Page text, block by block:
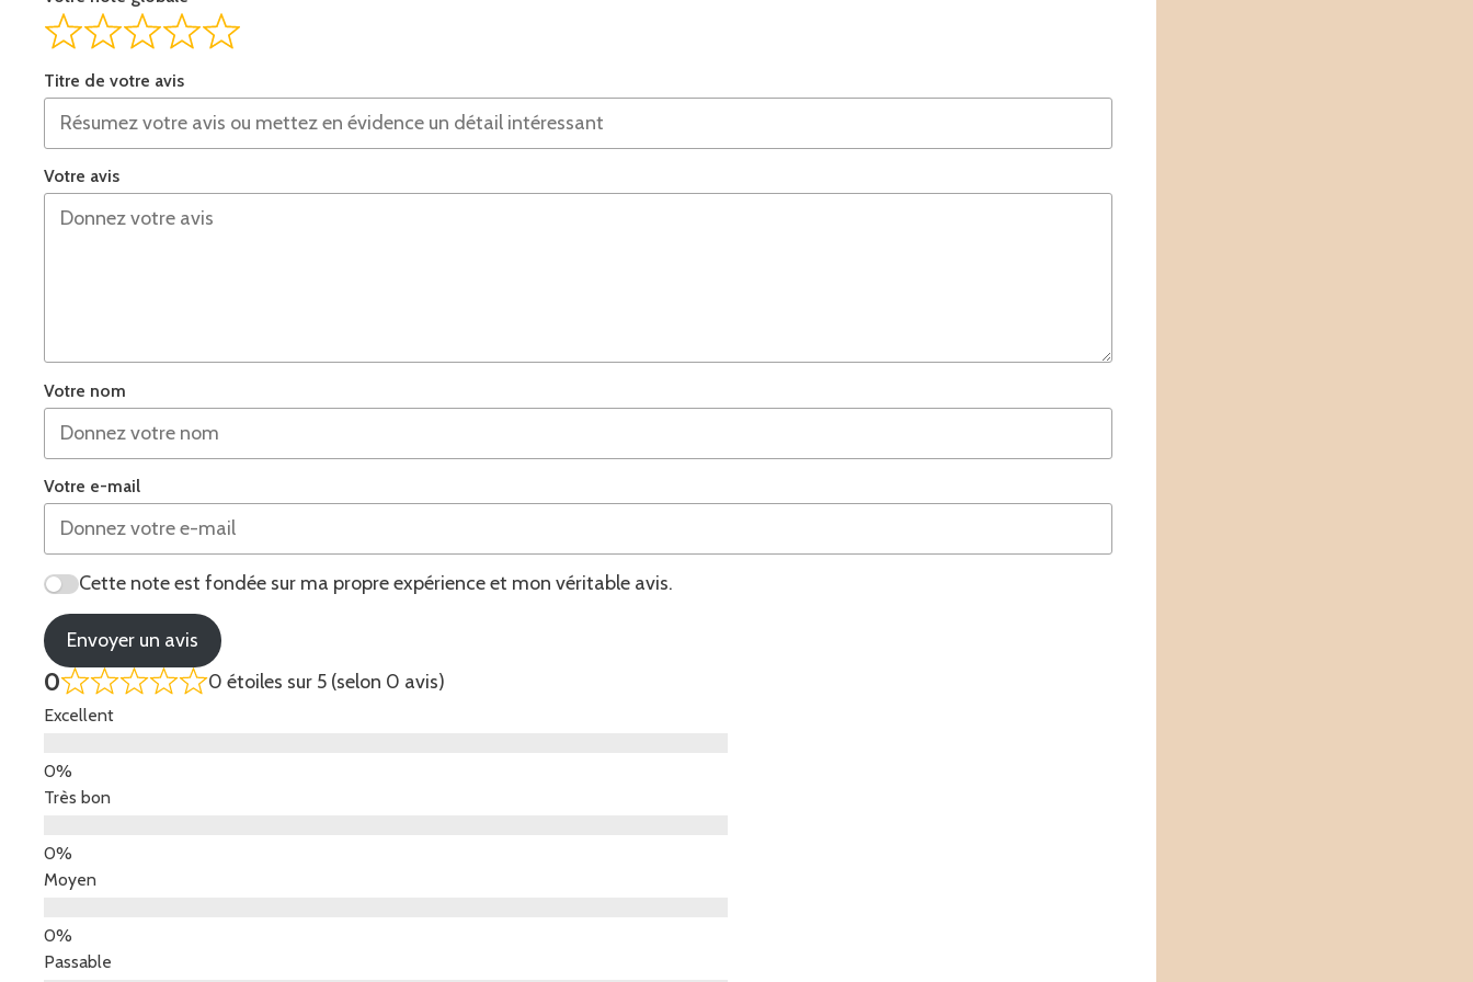
Titre de votre avis
Votre avis
Votre nom
Votre e-mail
Cette note est fondée sur ma propre expérience et mon véritable avis.
Envoyer un avis
0 0 étoiles sur 5 (selon 0 avis)
Excellent
Très bon
Moyen
Passable